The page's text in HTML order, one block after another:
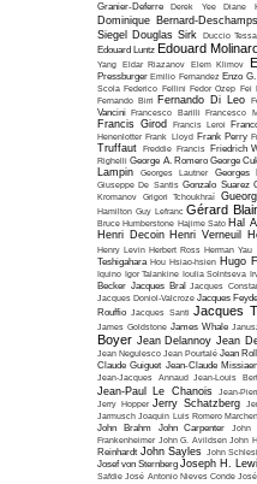
Granier-Deferre
Derek Yee Diane
Dominique Bernard-
Siegel
Douglas Sirk Duccio
Edouard Luntz Edouard
Yang Eldar Riazanov Elem Klimov
Pressburger Emilio Fernandez Enzo
Scola Federico Fellini Fedor Ozep Fei
Fernando Birri Fernando Di Leo
Vancini Francesco Barilli Francesco
Francis Girod Francis Leroi
Henenlotter Frank Lloyd Frank Perry
Truffaut Freddie Francis Friedrich
Righelli George A. Romero George
Lampin Georges Lautner
Georges
Giuseppe De Santis Gonzalo Suarez
Kromanov Grigori Tchoukhraï
Hamilton Guy Lefranc Gérard
Bruce Humberstone Hajime Sato Hal
Henri Decoin Henri Verneuil
Henry Levin Herbert Ross Herman Yau
Teshigahara Hou Hsiao-hsien Hugo
Iquino Igor Talankine Ioulia Solntseva
Becker Jacques Bral Jacques
Jacques Doniol-Valcroze Jacques
Rouffio Jacques Santi Jacques
James Goldstone James Whale
Boyer Jean Delannoy Jean
Jean Negulesco Jean Pourtalé Jean
Claude Guiguet Jean-Claude
Jean-Jacques Annaud Jean-Louis
Jean-Paul Le Chanois
Jean-
Jerry Hopper Jerry Schatzberg
Jarmusch Joaquin Luis Romero
John Brahm
John Carpenter
John
Frankenheimer John G. Avildsen John
Reinhardt John Sayles John
Josef von Sternberg Joseph H.
Safdie José Antonio Nieves Conde